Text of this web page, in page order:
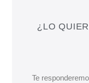
¿LO
Te